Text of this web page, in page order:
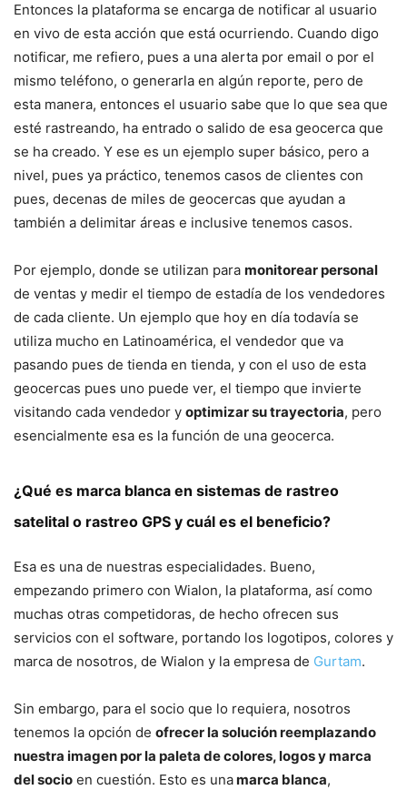
Entonces la plataforma se encarga de notificar al usuario
en vivo de esta acción que está ocurriendo. Cuando digo
notificar, me refiero, pues a una alerta por email o por el
mismo teléfono, o generarla en algún reporte, pero de
esta manera, entonces el usuario sabe que lo que sea que
esté rastreando, ha entrado o salido de esa geocerca que
se ha creado. Y ese es un ejemplo super básico, pero a
nivel, pues ya práctico, tenemos casos de clientes con
pues, decenas de miles de geocercas que ayudan a
también a delimitar áreas e inclusive tenemos casos.
Por ejemplo, donde se utilizan para monitorear personal
de ventas y medir el tiempo de estadía de los vendedores
de cada cliente. Un ejemplo que hoy en día todavía se
utiliza mucho en Latinoamérica, el vendedor que va
pasando pues de tienda en tienda, y con el uso de esta
geocercas pues uno puede ver, el tiempo que invierte
visitando cada vendedor y optimizar su trayectoria, pero
esencialmente esa es la función de una geocerca.
¿Qué es marca blanca en sistemas de rastreo
satelital o rastreo GPS y cuál es el beneficio?
Esa es una de nuestras especialidades. Bueno,
empezando primero con Wialon, la plataforma, así como
muchas otras competidoras, de hecho ofrecen sus
servicios con el software, portando los logotipos, colores y
marca de nosotros, de Wialon y la empresa de Gurtam.
Sin embargo, para el socio que lo requiera, nosotros
tenemos la opción de ofrecer la solución reemplazando
nuestra imagen por la paleta de colores, logos y marca
del socio en cuestión. Esto es unamarca blanca,